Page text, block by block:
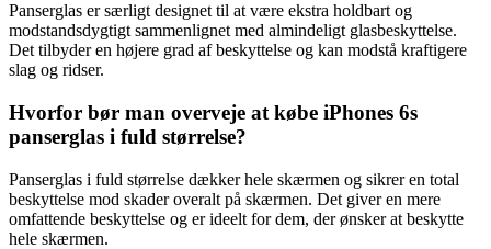
Panserglas er særligt designet til at være ekstra holdbart og
modstandsdygtigt sammenlignet med almindeligt glasbeskyttelse.
Det tilbyder en højere grad af beskyttelse og kan modstå kraftigere
slag og ridser.
Hvorfor bør man overveje at købe iPhones 6s
panserglas i fuld størrelse?
Panserglas i fuld størrelse dækker hele skærmen og sikrer en total
beskyttelse mod skader overalt på skærmen. Det giver en mere
omfattende beskyttelse og er ideelt for dem, der ønsker at beskytte
hele skærmen.